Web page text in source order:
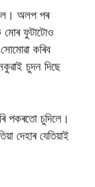
অলপ পৰ
মোৰ ফুটাটোও
কৰিব
চুদন দিছে
পকৰতো চুদিলে।
দেহাৰ যেতিয়াই